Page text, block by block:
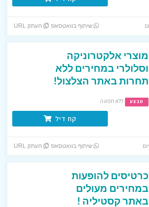
שיתוף בוואטסאפ העתק URL
מוצרי אלקטרוניקה
וסלולרי במחירים ללא
תחרות באתר הצלצול!
מבצע ללא תפוגה
קח דיל
שיתוף בוואטסאפ העתק URL
כרטיסים להופעות
במחירים מעולים
באתר קסטיליה !